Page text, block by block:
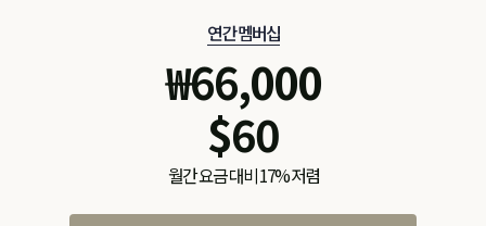
연간 멤버십
₩66,000
$60
월간 요금 대비 17% 저렴